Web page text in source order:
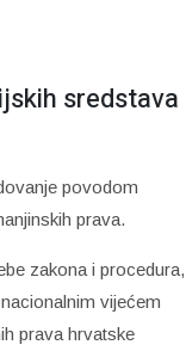
sredstava
povodom
prava.
zakona i procedura,
vijećem
prava hrvatske